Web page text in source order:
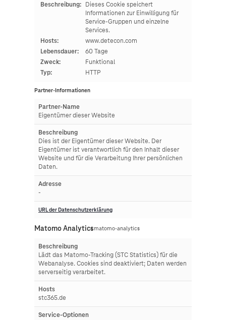
Beschreibung: Dieses Cookie speichert
Informationen zur Einwilligung für
Service-Gruppen und einzelne
Services.
Hosts:
www.detecon.com
Lebensdauer:
60 Tage
Zweck:
Funktional
Typ:
HTTP
Partner-Informationen
Partner-Name
Eigentümer dieser Website
Beschreibung
Dies ist der Eigentümer dieser Website. Der
Eigentümer ist verantwortlich für den Inhalt dieser
Website und für die Verarbeitung Ihrer persönlichen
Daten.
Adresse
-
URL der Datenschutzerklärung
Matomo Analyticsmatomo-analytics
Beschreibung
Lädt das Matomo-Tracking (STC Statistics) für die
Webanalyse. Cookies sind deaktiviert; Daten werden
serverseitig verarbeitet.
Hosts
stc365.de
Service-Optionen